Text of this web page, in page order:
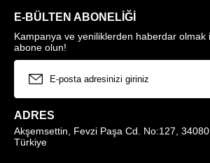
E-BÜLTEN ABONELIĞI
Kampanya ve yeniliklerden haberdar olmak
abone olun!
ADRES
Akşemsettin, Fevzi Paşa Cd. No:127,
Türkiye